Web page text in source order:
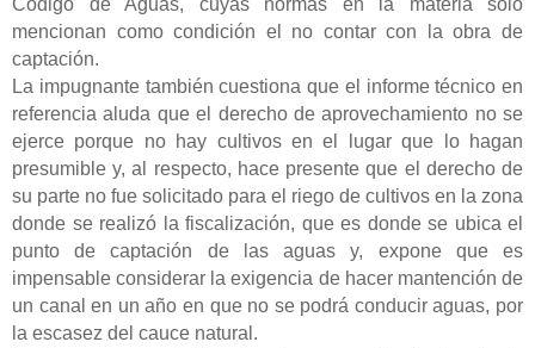
mencionan como condición el no contar con la obra de
captación.
La impugnante también cuestiona que el informe técnico en
referencia aluda que el derecho de aprovechamiento no se
ejerce porque no hay cultivos en el lugar que lo hagan
presumible y, al respecto, hace presente que el derecho de
su parte no fue solicitado para el riego de cultivos en la zona
donde se realizó la fiscalización, que es donde se ubica el
punto de captación de las aguas y, expone que es
impensable considerar la exigencia de hacer mantención de
un canal en un año en que no se podrá conducir aguas, por
la escasez del cauce natural.